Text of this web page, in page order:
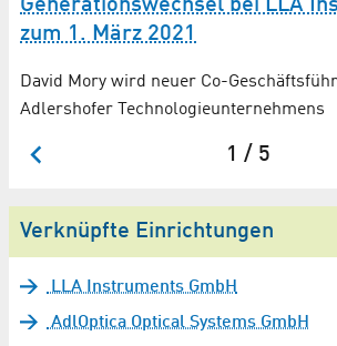
Generationswechsel bei LLA
zum 1. März 2021
David Mory wird neuer Co-
Adlershofer Technologieunternehmens
1 / 5
Verknüpfte Einrichtungen
LLA Instruments GmbH
AdlOptica Optical Systems GmbH